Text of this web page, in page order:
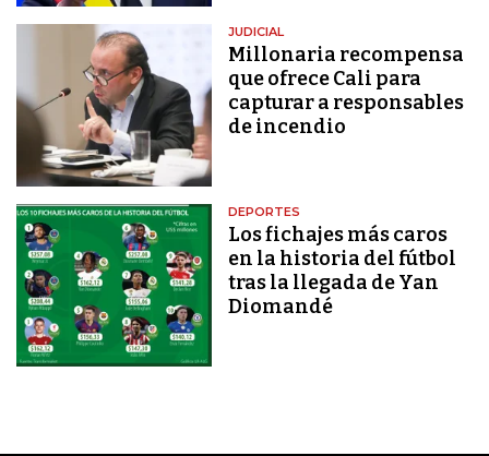
JUDICIAL
Millonaria recompensa
que ofrece Cali para
capturar a responsables
de incendio
DEPORTES
Los fichajes más caros
en la historia del fútbol
tras la llegada de Yan
Diomandé